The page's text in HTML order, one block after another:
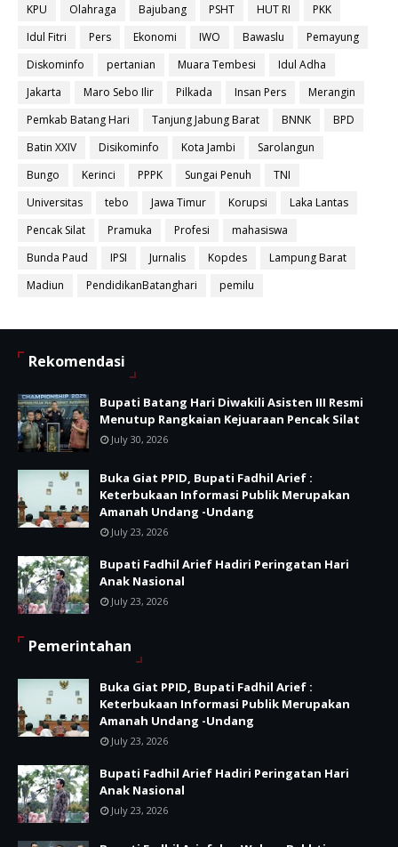
KPU
Olahraga Bajubang PSHT HUT RI
PKK
Idul Fitri
Pers Ekonomi IWO Bawaslu
Pemayung
Diskominfo
pertanian Muara Tembesi
Idul Adha
Jakarta
Maro Sebo Ilir Pilkada Insan Pers
Merangin
Pemkab Batang Hari
Tanjung Jabung Barat BNNK
BPD
Batin XXIV
Disikominfo Kota Jambi
Sarolangun
Bungo
Kerinci PPPK Sungai Penuh
TNI
Universitas
tebo Jawa Timur Korupsi
Laka Lantas
Pencak Silat
Pramuka Profesi
mahasiswa
Bunda Paud
IPSI Jurnalis Kopdes
Lampung Barat
Madiun
PendidikanBatanghari pemilu
Rekomendasi
Bupati Batang Hari Diwakili Asisten III Resmi
Menutup Rangkaian Kejuaraan Pencak Silat
July 30, 2026
Buka Giat PPID, Bupati Fadhil Arief :
Keterbukaan Informasi Publik Merupakan
Amanah Undang -Undang
July 23, 2026
Bupati Fadhil Arief Hadiri Peringatan Hari
Anak Nasional
July 23, 2026
Pemerintahan
Buka Giat PPID, Bupati Fadhil Arief :
Keterbukaan Informasi Publik Merupakan
Amanah Undang -Undang
July 23, 2026
Bupati Fadhil Arief Hadiri Peringatan Hari
Anak Nasional
July 23, 2026